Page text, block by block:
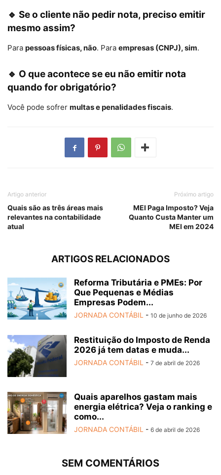
🔹 Se o cliente não pedir nota, preciso emitir
mesmo assim?
Para pessoas físicas, não. Para empresas (CNPJ), sim.
🔹 O que acontece se eu não emitir nota
quando for obrigatório?
Você pode sofrer multas e penalidades fiscais.
Artigo anterior
Quais são as três áreas mais
relevantes na contabilidade
atual
Próximo artigo
MEI Paga Imposto? Veja
Quanto Custa Manter um
MEI em 2024
ARTIGOS RELACIONADOS
Reforma Tributária e PMEs: Por
Que Pequenas e Médias
Empresas Podem...
JORNADA CONTÁBIL - 10 de junho de 2026
Restituição do Imposto de Renda
2026 já tem datas e muda...
JORNADA CONTÁBIL - 7 de abril de 2026
Quais aparelhos gastam mais
energia elétrica? Veja o ranking e
como...
JORNADA CONTÁBIL - 6 de abril de 2026
SEM COMENTÁRIOS